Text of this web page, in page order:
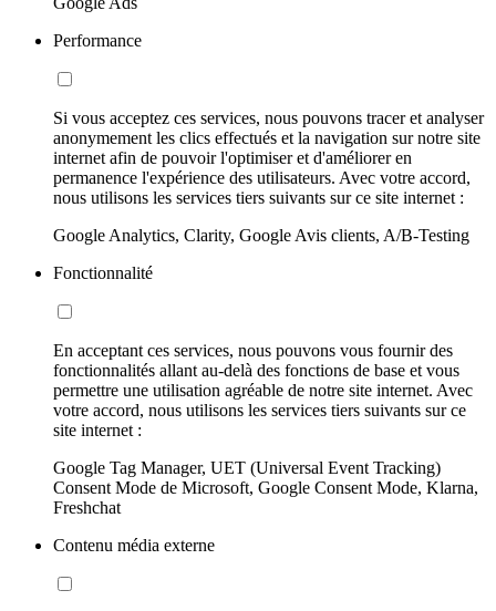
Performance
Si vous acceptez ces services, nous pouvons tracer et analyser
anonymement les clics effectués et la navigation sur notre site
internet afin de pouvoir l'optimiser et d'améliorer en
permanence l'expérience des utilisateurs. Avec votre accord,
nous utilisons les services tiers suivants sur ce site internet :
Google Analytics, Clarity, Google Avis clients, A/B-Testing
Fonctionnalité
En acceptant ces services, nous pouvons vous fournir des
fonctionnalités allant au-delà des fonctions de base et vous
permettre une utilisation agréable de notre site internet. Avec
votre accord, nous utilisons les services tiers suivants sur ce
site internet :
Google Tag Manager, UET (Universal Event Tracking)
Consent Mode de Microsoft, Google Consent Mode, Klarna,
Freshchat
Contenu média externe